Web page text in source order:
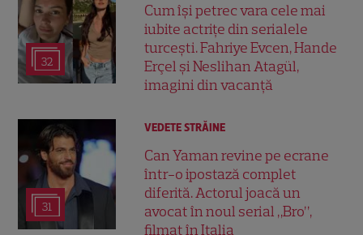
32
Cum își petrec vara cele mai
iubite actrițe din serialele
turcești. Fahriye Evcen, Hande
Erçel și Neslihan Atagül,
imagini din vacanță
31
VEDETE STRĂINE
Can Yaman revine pe ecrane
într-o ipostază complet
diferită. Actorul joacă un
avocat în noul serial „Bro”,
filmat în Italia